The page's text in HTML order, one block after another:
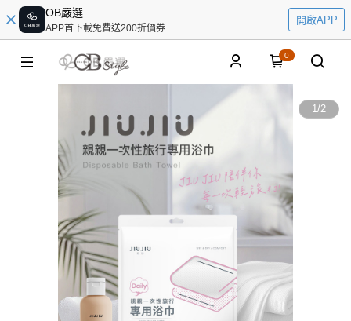
OB嚴選
APP首下載免費送200折價券
開啟APP
0
1/2